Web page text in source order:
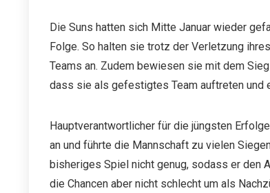
Die Suns hatten sich Mitte Januar wieder
Folge. So halten sie trotz der Verletzung
Teams an. Zudem bewiesen sie mit dem
dass sie als gefestigtes Team auftreten und
Hauptverantwortlicher für die jüngsten
an und führte die Mannschaft zu vielen
bisheriges Spiel nicht genug, sodass er den
die Chancen aber nicht schlecht um als